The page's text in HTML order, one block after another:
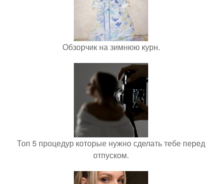
Обзорчик на зимнюю курн.
Топ 5 процедур которые нужно сделать тебе перед
отпуском.